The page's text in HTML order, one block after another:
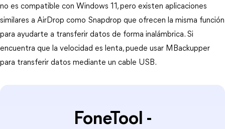
no es compatible con Windows 11, pero existen aplicaciones
similares a AirDrop como Snapdrop que ofrecen la misma función
para ayudarte a transferir datos de forma inalámbrica. Si
encuentra que la velocidad es lenta, puede usar MBackupper
para transferir datos mediante un cable USB.
FoneTool -